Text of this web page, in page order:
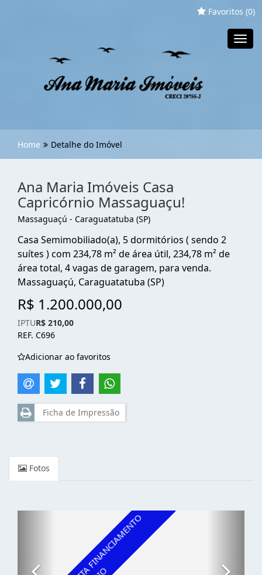
Favoritos (0)
Home Detalhe do Imóvel
Ana Maria Imóveis Casa
Capricórnio Massaguaçu!
Massaguaçú - Caraguatatuba (SP)
Casa Semimobiliado(a), 5 dormitórios ( sendo 2
suítes ) com 234,78 m² de área útil, 234,78 m² de
área total, 4 vagas de garagem, para venda.
Massaguaçú, Caraguatatuba (SP)
R$ 1.200.000,00
IPTUR$ 210,00
REF. C696
Adicionar ao favoritos
Ficha de Impressão
Fotos